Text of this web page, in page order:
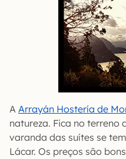
A Arrayán Hostería de
natureza. Fica no terreno
varanda das suítes se
Lácar. Os preços são